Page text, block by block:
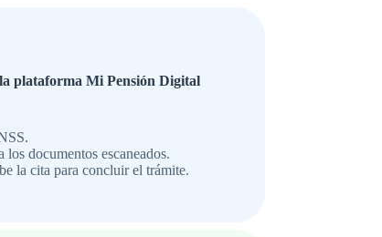
plataforma Mi Pensión Digital
documentos escaneados.
la cita para concluir el trámite.